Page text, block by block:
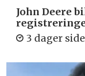
John Deere
3 dager